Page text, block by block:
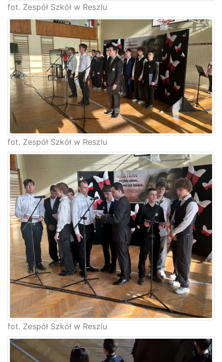
fot. Zespół Szkół w Reszlu
fot. Zespół Szkół w Reszlu
fot. Zespół Szkół w Reszlu